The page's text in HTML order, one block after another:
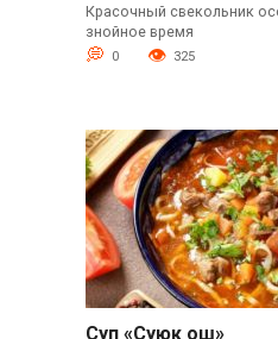
Красочный свекольник
знойное время
0 325
Суп «Суюк ош»